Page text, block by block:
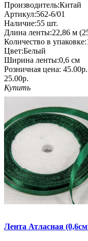
Производитель:Китай
Артикул:562-6/01
Наличие:55 шт.
Длина ленты:22,86 м
Количество в упаковке:
Цвет:Белый
Ширина ленты:0,6 см
Розничная цена: 45.00р.
25.00р.
Купить
Лента Атласная